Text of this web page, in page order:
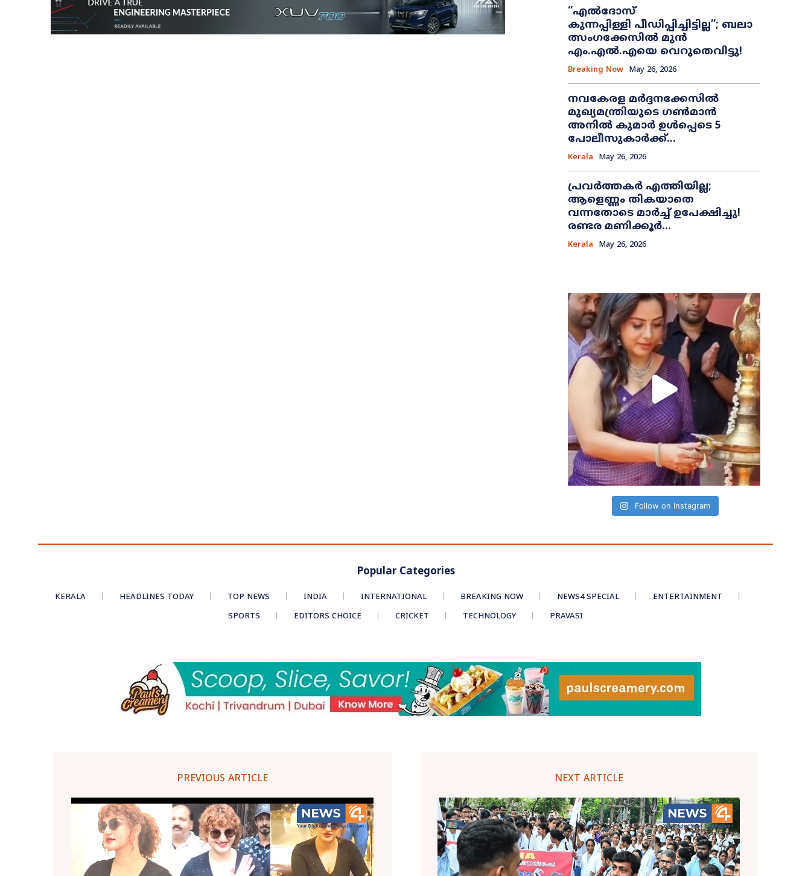
“എൽദോസ്
കുന്നപ്പിള്ളി പീഡിപ്പിച്ചിട്ടില്ല”; ബലാ
ത്സംഗക്കേസിൽ മുൻ
എം.എൽ.എയെ വെറുതെവിട്ടു!
Breaking Now May 26, 2026
നവകേരള മർദ്ദനക്കേസിൽ
മുഖ്യമന്ത്രിയുടെ ഗൺമാൻ
അനിൽ കുമാർ ഉൾപ്പെടെ 5
പോലീസുകാർക്ക്...
Kerala May 26, 2026
പ്രവർത്തകർ എത്തിയില്ല;
ആളെണ്ണം തികയാതെ
വന്നതോടെ മാർച്ച് ഉപേക്ഷിച്ചു!
രണ്ടര മണിക്കൂർ...
Kerala May 26, 2026
Follow on Instagram
Popular Categories
KERALA HEADLINES TODAY TOP NEWS INDIA INTERNATIONAL BREAKING NOW NEWS4 SPECIAL
ENTERTAINMENT
SPORTS
EDITORS CHOICE CRICKET TECHNOLOGY PRAVASI
PREVIOUS ARTICLE NEXT ARTICLE